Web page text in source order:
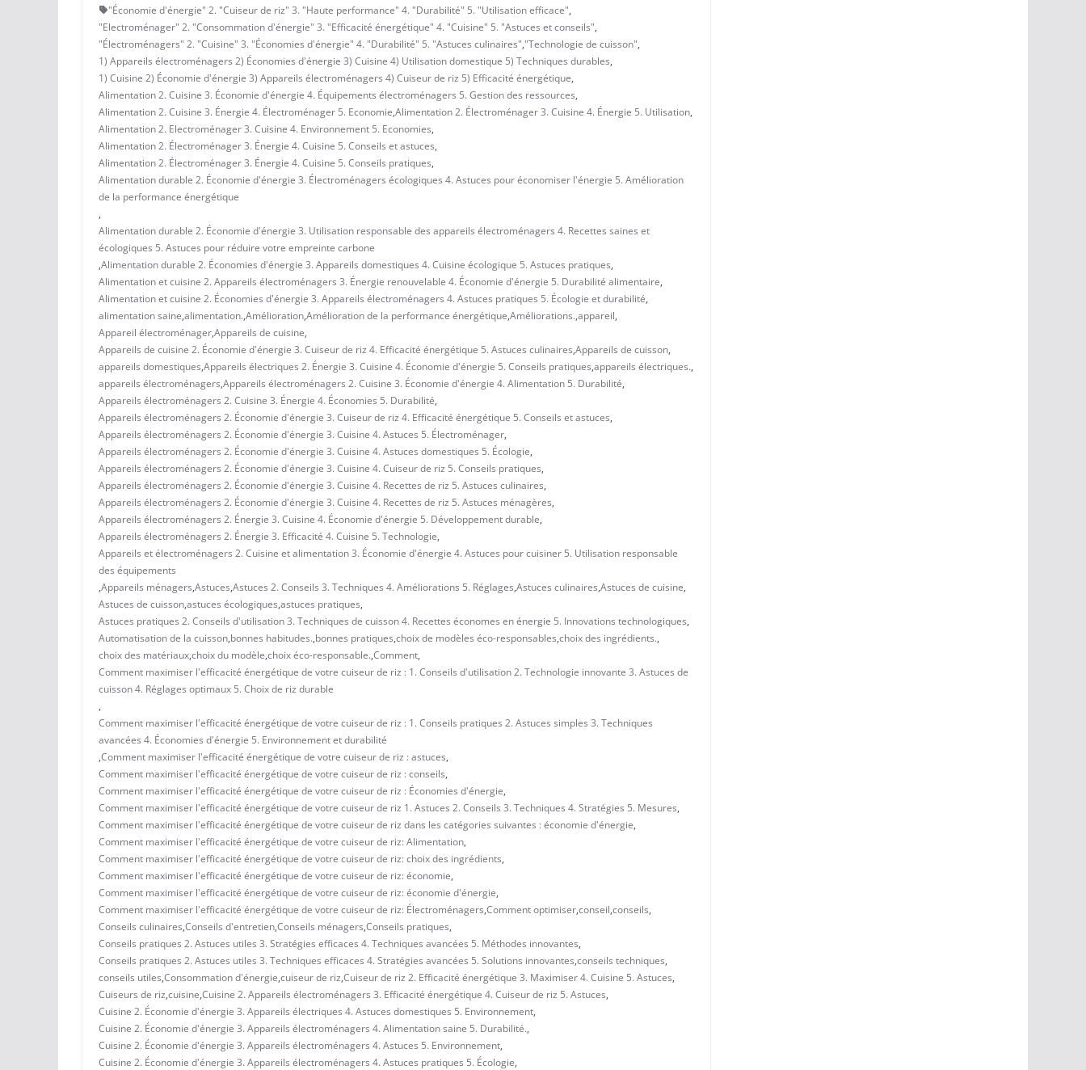
"Économie d'énergie" 2. "Cuiseur de riz" 3. "Haute performance" 4. "Durabilité" 5. "Utilisation efficace",
"Electroménager" 2. "Consommation d'énergie" 3. "Efficacité énergétique" 4. "Cuisine" 5. "Astuces et conseils",
"Électroménagers" 2. "Cuisine" 3. "Économies d'énergie" 4. "Durabilité" 5. "Astuces culinaires","Technologie de cuisson",
1) Appareils électroménagers 2) Économies d'énergie 3) Cuisine 4) Utilisation domestique 5) Techniques durables,
1) Cuisine 2) Économie d'énergie 3) Appareils électroménagers 4) Cuiseur de riz 5) Efficacité énergétique,
Alimentation 2. Cuisine 3. Économie d'énergie 4. Équipements électroménagers 5. Gestion des ressources,
Alimentation 2. Cuisine 3. Énergie 4. Électroménager 5. Economie,Alimentation 2. Électroménager 3. Cuisine 4. Énergie 5. Utilisation,
Alimentation 2. Electroménager 3. Cuisine 4. Environnement 5. Economies,
Alimentation 2. Électroménager 3. Énergie 4. Cuisine 5. Conseils et astuces,
Alimentation 2. Électroménager 3. Énergie 4. Cuisine 5. Conseils pratiques,
Alimentation durable 2. Économie d'énergie 3. Électroménagers écologiques 4. Astuces pour économiser l'énergie 5. Amélioration
de la performance énergétique
,
Alimentation durable 2. Économie d'énergie 3. Utilisation responsable des appareils électroménagers 4. Recettes saines et
écologiques 5. Astuces pour réduire votre empreinte carbone
,Alimentation durable 2. Économies d'énergie 3. Appareils domestiques 4. Cuisine écologique 5. Astuces pratiques,
Alimentation et cuisine 2. Appareils électroménagers 3. Énergie renouvelable 4. Économie d'énergie 5. Durabilité alimentaire,
Alimentation et cuisine 2. Économies d'énergie 3. Appareils électroménagers 4. Astuces pratiques 5. Écologie et durabilité,
alimentation saine,alimentation.,Amélioration,Amélioration de la performance énergétique,Améliorations.,appareil,
Appareil électroménager,Appareils de cuisine,
Appareils de cuisine 2. Économie d'énergie 3. Cuiseur de riz 4. Efficacité énergétique 5. Astuces culinaires,Appareils de cuisson,
appareils domestiques,Appareils électriques 2. Énergie 3. Cuisine 4. Économie d'énergie 5. Conseils pratiques,appareils électriques.,
appareils électroménagers,Appareils électroménagers 2. Cuisine 3. Économie d'énergie 4. Alimentation 5. Durabilité,
Appareils électroménagers 2. Cuisine 3. Énergie 4. Économies 5. Durabilité,
Appareils électroménagers 2. Économie d'énergie 3. Cuiseur de riz 4. Efficacité énergétique 5. Conseils et astuces,
Appareils électroménagers 2. Économie d'énergie 3. Cuisine 4. Astuces 5. Électroménager,
Appareils électroménagers 2. Économie d'énergie 3. Cuisine 4. Astuces domestiques 5. Écologie,
Appareils électroménagers 2. Économie d'énergie 3. Cuisine 4. Cuiseur de riz 5. Conseils pratiques,
Appareils électroménagers 2. Économie d'énergie 3. Cuisine 4. Recettes de riz 5. Astuces culinaires,
Appareils électroménagers 2. Économie d'énergie 3. Cuisine 4. Recettes de riz 5. Astuces ménagères,
Appareils électroménagers 2. Énergie 3. Cuisine 4. Économie d'énergie 5. Développement durable,
Appareils électroménagers 2. Énergie 3. Efficacité 4. Cuisine 5. Technologie,
Appareils et électroménagers 2. Cuisine et alimentation 3. Économie d'énergie 4. Astuces pour cuisiner 5. Utilisation responsable
des équipements
,Appareils ménagers,Astuces,Astuces 2. Conseils 3. Techniques 4. Améliorations 5. Réglages,Astuces culinaires,Astuces de cuisine,
Astuces de cuisson,astuces écologiques,astuces pratiques,
Astuces pratiques 2. Conseils d'utilisation 3. Techniques de cuisson 4. Recettes économes en énergie 5. Innovations technologiques,
Automatisation de la cuisson,bonnes habitudes.,bonnes pratiques,choix de modèles éco-responsables,choix des ingrédients.,
choix des matériaux,choix du modèle,choix éco-responsable.,Comment,
Comment maximiser l'efficacité énergétique de votre cuiseur de riz : 1. Conseils d'utilisation 2. Technologie innovante 3. Astuces de
cuisson 4. Réglages optimaux 5. Choix de riz durable
,
Comment maximiser l'efficacité énergétique de votre cuiseur de riz : 1. Conseils pratiques 2. Astuces simples 3. Techniques
avancées 4. Économies d'énergie 5. Environnement et durabilité
,Comment maximiser l'efficacité énergétique de votre cuiseur de riz : astuces,
Comment maximiser l'efficacité énergétique de votre cuiseur de riz : conseils,
Comment maximiser l'efficacité énergétique de votre cuiseur de riz : Économies d'énergie,
Comment maximiser l'efficacité énergétique de votre cuiseur de riz 1. Astuces 2. Conseils 3. Techniques 4. Stratégies 5. Mesures,
Comment maximiser l'efficacité énergétique de votre cuiseur de riz dans les catégories suivantes : économie d'énergie,
Comment maximiser l'efficacité énergétique de votre cuiseur de riz: Alimentation,
Comment maximiser l'efficacité énergétique de votre cuiseur de riz: choix des ingrédients,
Comment maximiser l'efficacité énergétique de votre cuiseur de riz: économie,
Comment maximiser l'efficacité énergétique de votre cuiseur de riz: économie d'énergie,
Comment maximiser l'efficacité énergétique de votre cuiseur de riz: Électroménagers,Comment optimiser,conseil,conseils,
Conseils culinaires,Conseils d'entretien,Conseils ménagers,Conseils pratiques,
Conseils pratiques 2. Astuces utiles 3. Stratégies efficaces 4. Techniques avancées 5. Méthodes innovantes,
Conseils pratiques 2. Astuces utiles 3. Techniques efficaces 4. Stratégies avancées 5. Solutions innovantes,conseils techniques,
conseils utiles,Consommation d'énergie,cuiseur de riz,Cuiseur de riz 2. Efficacité énergétique 3. Maximiser 4. Cuisine 5. Astuces,
Cuiseurs de riz,cuisine,Cuisine 2. Appareils électroménagers 3. Efficacité énergétique 4. Cuiseur de riz 5. Astuces,
Cuisine 2. Économie d'énergie 3. Appareils électriques 4. Astuces domestiques 5. Environnement,
Cuisine 2. Économie d'énergie 3. Appareils électroménagers 4. Alimentation saine 5. Durabilité.,
Cuisine 2. Économie d'énergie 3. Appareils électroménagers 4. Astuces 5. Environnement,
Cuisine 2. Économie d'énergie 3. Appareils électroménagers 4. Astuces pratiques 5. Écologie,